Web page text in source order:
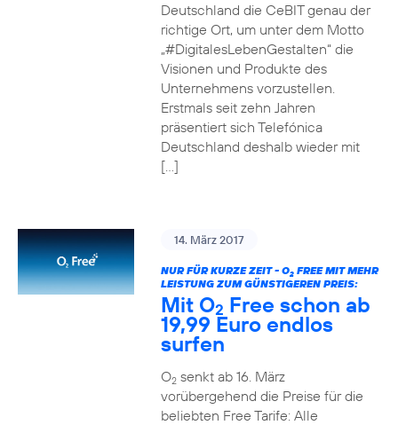
Deutschland die CeBIT genau der
richtige Ort, um unter dem Motto
„#DigitalesLebenGestalten“ die
Visionen und Produkte des
Unternehmens vorzustellen.
Erstmals seit zehn Jahren
präsentiert sich Telefónica
Deutschland deshalb wieder mit
[…]
14. März 2017
NUR FÜR KURZE ZEIT - O2FREE MIT MEHR
LEISTUNG ZUM GÜNSTIGEREN PREIS:
Mit O2 Free schon ab
19,99 Euro endlos
surfen
O2senkt ab 16. März
vorübergehend die Preise für die
beliebten Free Tarife: Alle